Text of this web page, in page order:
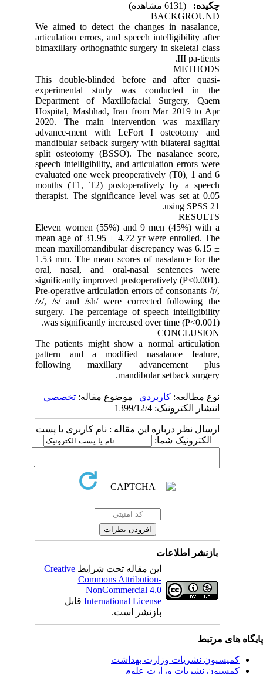
چکیده:
BACKGROUND
We aimed to detect the changes in nasalance,
articulation errors, and speech intelligibility after
bimaxillary orthognathic surgery in skeletal class
III pa-tients.
METHODS
This double-blinded before and after quasi-
experimental study was conducted in the
Department of Maxillofacial Surgery, Qaem
Hospital, Mashhad, Iran from Mar 2019 to Apr
2020. The main intervention was maxillary
advance-ment with LeFort I osteotomy and
mandibular setback surgery with bilateral sagittal
split osteotomy (BSSO). The nasalance score,
speech intelligibility, and articulation errors were
evaluated one week preoperatively (T0), 1 and 6
months (T1, T2) postoperatively by a speech
therapist. The significance level was set at 0.05
using SPSS 21.
RESULTS
Eleven women (55%) and 9 men (45%) with a
mean age of 31.95 ± 4.72 yr were enrolled. The
mean maxillomandibular discrepancy was 6.15 ±
1.53 mm. The mean scores of nasalance for the
oral, nasal, and oral-nasal sentences were
significantly improved postoperatively (P<0.001).
Pre-operative articulation errors of consonants /r/,
/z/, /s/ and /sh/ were corrected following the
surgery. The percentage of speech intelligibility
was significantly increased over time (P<0.001).
CONCLUSION
The patients might show a normal articulation
pattern and a modified nasalance feature,
following maxillary advancement plus
mandibular setback surgery.
نوع مطالعه:كاربردي| موضوع مقاله:تخصصي
انتشار الکترونیک: 1399/12/4
ارسال نظر درباره این مقاله : نام کاربری یا پست
الکترونیک شما:
بازنشر اطلاعات
این مقاله تحت شرایطCreative
Commons Attribution-
NonCommercial 4.0
International Licenseقابل
بازنشر است.
های مرتبط
کمیسیون نشریات وزارت بهداشت
کمسیون نشریات وزارت علوم